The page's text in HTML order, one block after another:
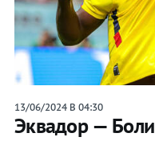
13/06/2024 В 04:30
Эквадор —